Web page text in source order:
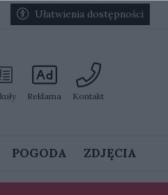
Ułatwienia dostępności
Reklama Kontakt
POGODA ZDJĘCIA